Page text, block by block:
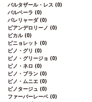
バルタザール・レス (0)
バルベーラ (0)
パレリャーダ (0)
ピアンデロリーノ (0)
ビカル (0)
ピニョレット (0)
ピノ・グリ (0)
ピノ・グリージョ (0)
ピノ・ネロ (0)
ピノ・ブラン (0)
ピノ・ムニエ (0)
ピノタージュ (0)
ファーバーレーベ (0)